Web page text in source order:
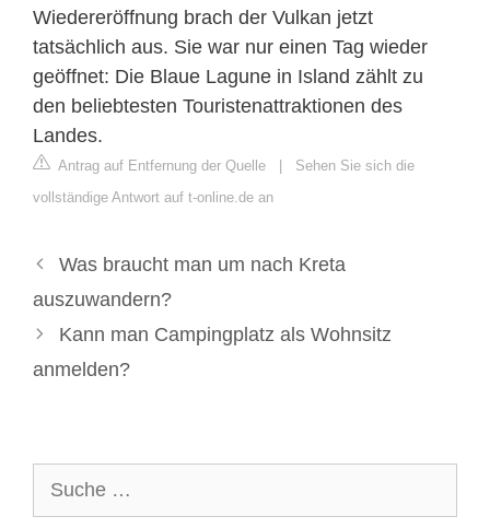
Wiedereröffnung brach der Vulkan jetzt
tatsächlich aus. Sie war nur einen Tag wieder
geöffnet: Die Blaue Lagune in Island zählt zu
den beliebtesten Touristenattraktionen des
Landes.
Antrag auf Entfernung der Quelle | Sehen Sie sich die
vollständige Antwort auf t-online.de an
Was braucht man um nach Kreta
auszuwandern?
Kann man Campingplatz als Wohnsitz
anmelden?
nach: